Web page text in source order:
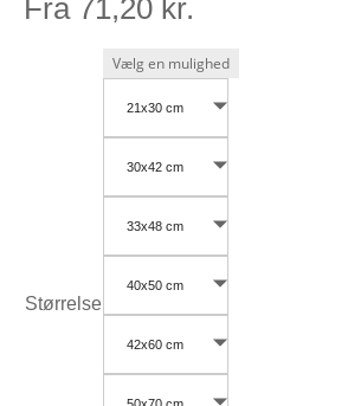
Fra 71,20 kr.
Størrelse
21x30 cm
30x42 cm
33x48 cm
40x50 cm
42x60 cm